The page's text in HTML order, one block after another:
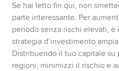
Se hai letto fin qui, non
parte interessante. Per
periodo senza rischi elevati, è
strategia d’investimento
Distribuendo il tuo capitale
regioni, minimizzi il rischio e